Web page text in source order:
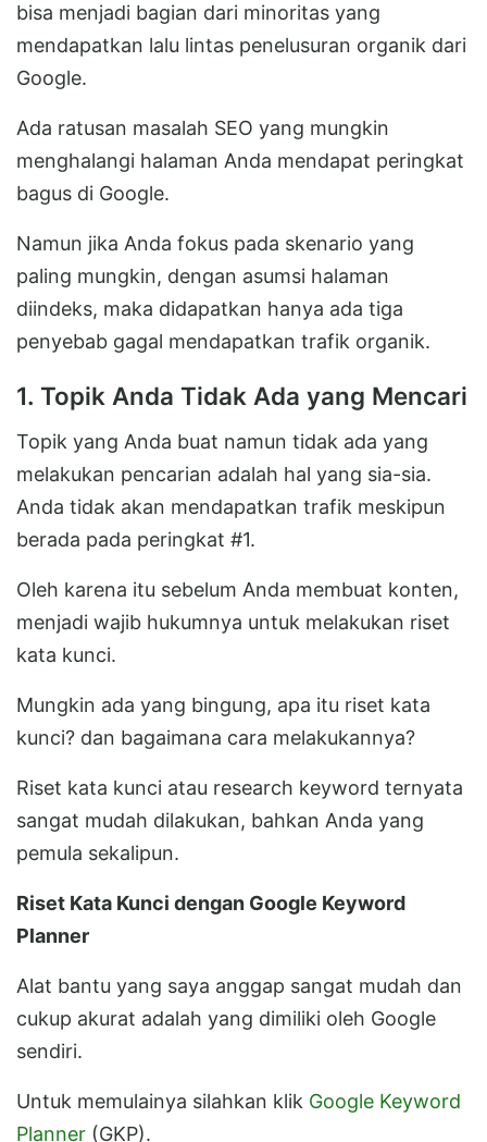
bisa menjadi bagian dari minoritas yang
mendapatkan lalu lintas penelusuran organik dari
Google.
Ada ratusan masalah SEO yang mungkin
menghalangi halaman Anda mendapat peringkat
bagus di Google.
Namun jika Anda fokus pada skenario yang
paling mungkin, dengan asumsi halaman
diindeks, maka didapatkan hanya ada tiga
penyebab gagal mendapatkan trafik organik.
1. Topik Anda Tidak Ada yang Mencari
Topik yang Anda buat namun tidak ada yang
melakukan pencarian adalah hal yang sia-sia.
Anda tidak akan mendapatkan trafik meskipun
berada pada peringkat #1.
Oleh karena itu sebelum Anda membuat konten,
menjadi wajib hukumnya untuk melakukan riset
kata kunci.
Mungkin ada yang bingung, apa itu riset kata
kunci? dan bagaimana cara melakukannya?
Riset kata kunci atau research keyword ternyata
sangat mudah dilakukan, bahkan Anda yang
pemula sekalipun.
Riset Kata Kunci dengan Google Keyword
Planner
Alat bantu yang saya anggap sangat mudah dan
cukup akurat adalah yang dimiliki oleh Google
sendiri.
Untuk memulainya silahkan klik Google Keyword
Planner (GKP).